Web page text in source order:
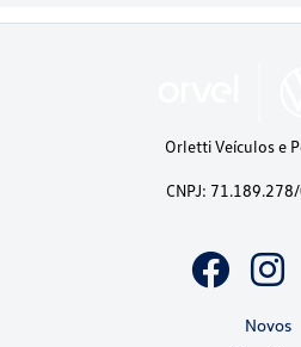
Orletti Veículos e
CNPJ:
Novos